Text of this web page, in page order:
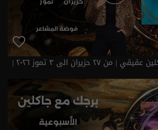
اسرار الفلك مع جاكلين عقيقي | من ٢٧ حزيران الى ٣ تموز ٢٠٢٦ |